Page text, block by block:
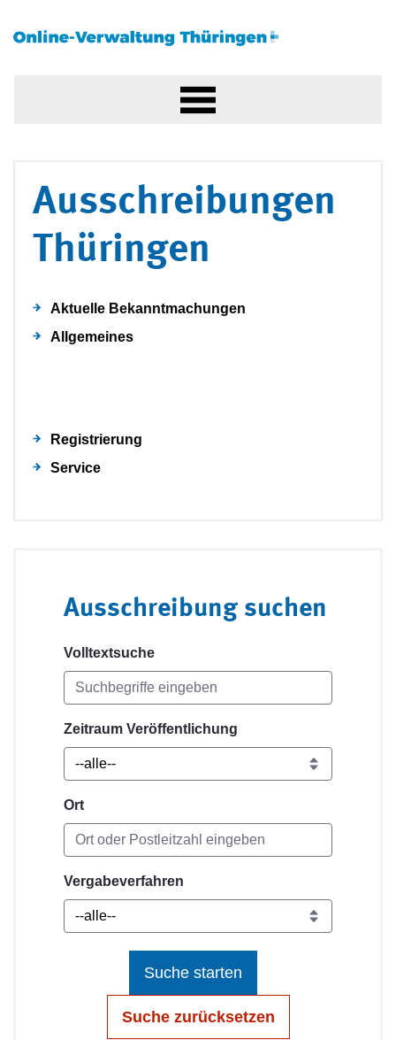
Ausschreibungen
Thüringen
Aktuelle Bekanntmachungen
Allgemeines
Registrierung
Service
Ausschreibung suchen
Volltextsuche
Zeitraum Veröffentlichung
Ort
Vergabeverfahren
Suche starten
Suche zurücksetzen